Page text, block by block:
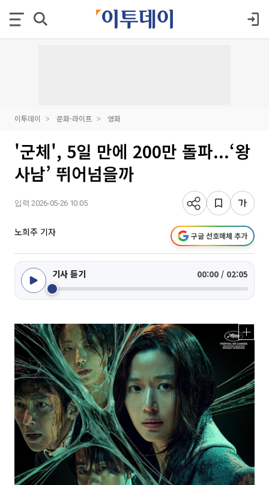
이투데이 문화·라이프 영화
'군체', 5일 만에 200만 돌파...‘왕
사남’ 뛰어넘을까
입력 2026-05-26 10:05
노희주 기자 구글 선호매체 추가
기사 듣기 00:00 / 02:05